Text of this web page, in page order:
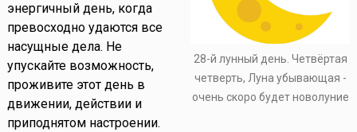
28-й лунный день. Четвёртая
четверть, Луна убывающая -
очень скоро будет новолуние
энергичный день, когда
превосходно удаются все
насущные дела. Не
упускайте возможность,
проживите этот день в
движении, действии и
приподнятом настроении.